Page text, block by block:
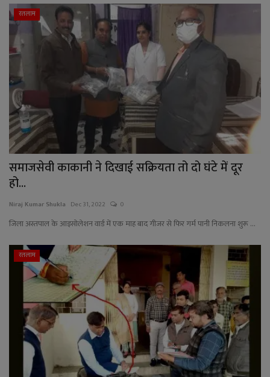
रतलाम
समाजसेवी काकानी ने दिखाई सक्रियता तो दो घंटे में दूर
हो...
Niraj Kumar Shukla Dec 31, 2022 0
जिला अस्तपाल के आइसोलेशन वार्ड में एक माह बाद गीजर से फिर गर्म पानी निकलना शुरू ...
रतलाम